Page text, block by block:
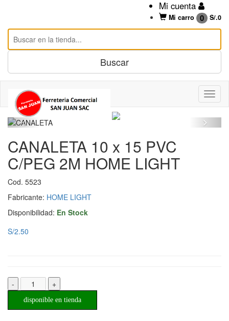
Mi cuenta
Mi carro 0 S/.0
CANALETA 10 x 15 PVC
C/PEG 2M HOME LIGHT
Cod. 5523
Fabricante: HOME LIGHT
Disponibilidad: En Stock
S/2.50
- +
disponible en tienda